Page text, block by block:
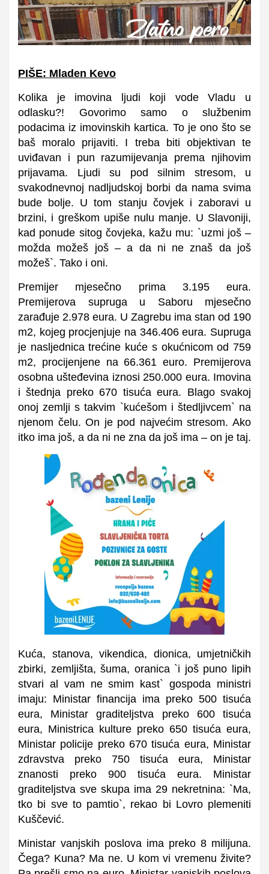
PIŠE: Mladen Kevo
Kolika je imovina ljudi koji vode Vladu u
odlasku?! Govorimo samo o službenim
podacima iz imovinskih kartica. To je ono što se
baš moralo prijaviti. I treba biti objektivan te
uviđavan i pun razumijevanja prema njihovim
prijavama. Ljudi su pod silnim stresom, u
svakodnevnoj nadljudskoj borbi da nama svima
bude bolje. U tom stanju čovjek i zaboravi u
brzini, i greškom upiše nulu manje. U Slavoniji,
kad ponude sitog čovjeka, kažu mu: `uzmi još –
možda možeš još – a da ni ne znaš da još
možeš`. Tako i oni.
Premijer mjesečno prima 3.195 eura.
Premijerova supruga u Saboru mjesečno
zarađuje 2.978 eura. U Zagrebu ima stan od 190
m2, kojeg procjenjuje na 346.406 eura. Supruga
je nasljednica trećine kuće s okućnicom od 759
m2, procijenjene na 66.361 euro. Premijerova
osobna ušteđevina iznosi 250.000 eura. Imovina
i štednja preko 670 tisuća eura. Blago svakoj
onoj zemlji s takvim `kućešom i štedljivcem` na
njenom čelu. On je pod najvećim stresom. Ako
itko ima još, a da ni ne zna da još ima – on je taj.
Kuća, stanova, vikendica, dionica, umjetničkih
zbirki, zemljišta, šuma, oranica `i još puno lipih
stvari al vam ne smim kast` gospoda ministri
imaju: Ministar financija ima preko 500 tisuća
eura, Ministar graditeljstva preko 600 tisuća
eura, Ministrica kulture preko 650 tisuća eura,
Ministar policije preko 670 tisuća eura, Ministar
zdravstva preko 750 tisuća eura, Ministar
znanosti preko 900 tisuća eura. Ministar
graditeljstva sve skupa ima 29 nekretnina: `Ma,
tko bi sve to pamtio`, rekao bi Lovro plemeniti
Kuščević.
Ministar vanjskih poslova ima preko 8 milijuna.
Čega? Kuna? Ma ne. U kom vi vremenu živite?